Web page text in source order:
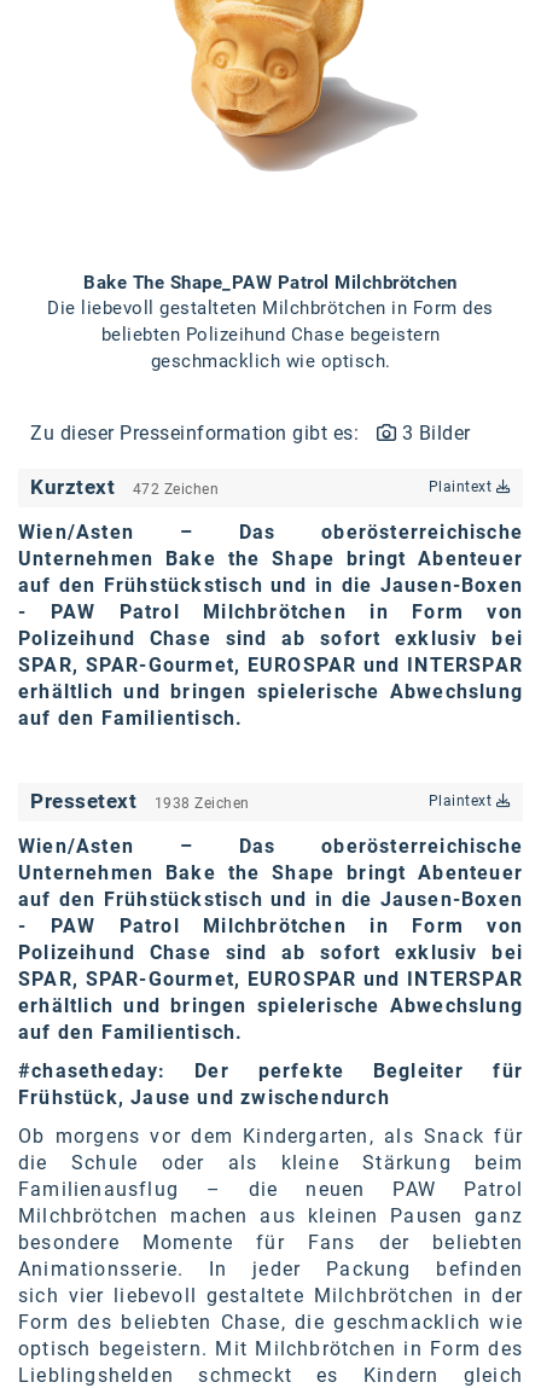
Bundesdenkmalamt
Gillette Venus
Ketchum GmbH
Kinderwunschzentrum
Kostenwahrheit
Kyndryl
Mastercard
NEOH
Nespresso
Neudoerfler
OBI
Oral-B
PAYBACK
Planted
PwC
P&G
RIC
Schiefer Rechtsanwälte
Security KAG
Bake The Shape_PAW Patrol Milchbrötchen
Die liebevoll gestalteten Milchbrötchen in Form des
beliebten Polizeihund Chase begeistern
geschmacklich wie optisch.
Zu dieser Presseinformation gibt es: 3 Bilder
Kurztext 472 Zeichen Plaintext
Wien/Asten – Das oberösterreichische
Unternehmen Bake the Shape bringt Abenteuer
auf den Frühstückstisch und in die Jausen-Boxen
- PAW Patrol Milchbrötchen in Form von
Polizeihund Chase sind ab sofort exklusiv bei
SPAR, SPAR-Gourmet, EUROSPAR und INTERSPAR
erhältlich und bringen spielerische Abwechslung
auf den Familientisch.
Pressetext 1938 Zeichen Plaintext
Wien/Asten – Das oberösterreichische
Unternehmen Bake the Shape bringt Abenteuer
auf den Frühstückstisch und in die Jausen-Boxen
- PAW Patrol Milchbrötchen in Form von
Polizeihund Chase sind ab sofort exklusiv bei
SPAR, SPAR-Gourmet, EUROSPAR und INTERSPAR
erhältlich und bringen spielerische Abwechslung
auf den Familientisch.
#chasetheday: Der perfekte Begleiter für
Frühstück, Jause und zwischendurch
Ob morgens vor dem Kindergarten, als Snack für
die Schule oder als kleine Stärkung beim
Familienausflug – die neuen PAW Patrol
Milchbrötchen machen aus kleinen Pausen ganz
besondere Momente für Fans der beliebten
Animationsserie. In jeder Packung befinden
sich vier liebevoll gestaltete Milchbrötchen in der
Form des beliebten Chase, die geschmacklich wie
optisch begeistern. Mit Milchbrötchen in Form des
Lieblingshelden schmeckt es Kindern gleich